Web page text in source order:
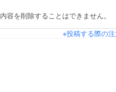
を削除することはできません。
※投稿する際の